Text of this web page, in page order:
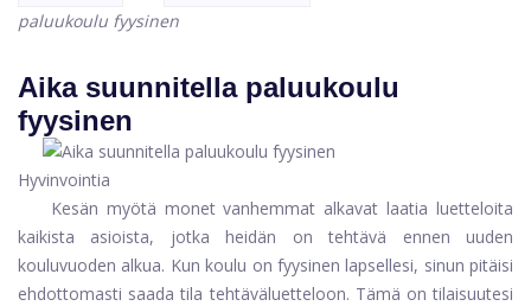
paluukoulu fyysinen
Aika suunnitella paluukoulu
fyysinen
Hyvinvointia
Kesän myötä monet vanhemmat alkavat laatia luetteloita
kaikista asioista, jotka heidän on tehtävä ennen uuden
kouluvuoden alkua. Kun koulu on fyysinen lapsellesi, sinun pitäisi
ehdottomasti saada tila tehtäväluetteloon. Tämä on tilaisuutesi